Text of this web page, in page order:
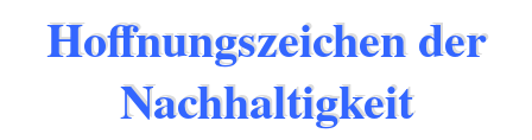
Hoffnungszeichen der
Nachhaltigkeit